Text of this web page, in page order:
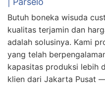
Butuh boneka wisuda
kualitas terjamin dan
adalah solusinya. Kami
yang telah
kapasitas produksi lebih
klien dari Jakarta Pusat